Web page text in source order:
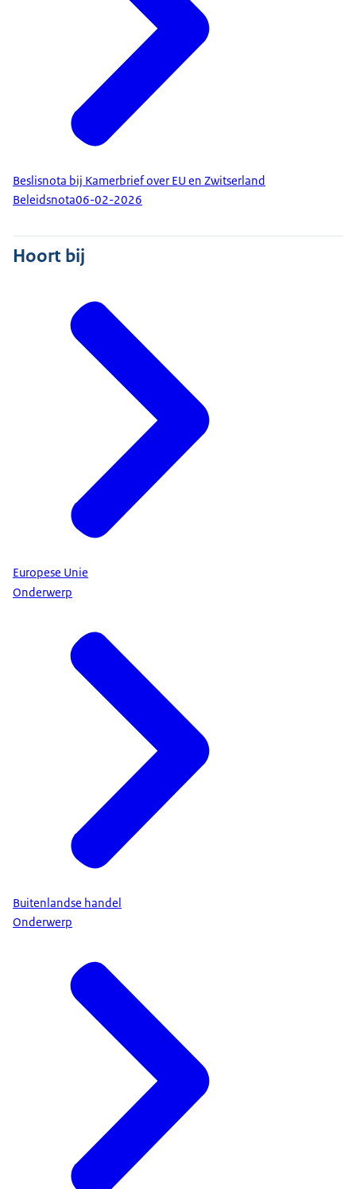
Beslisnota bij Kamerbrief over EU en Zwitserland
Beleidsnota06-02-2026
Hoort bij
Europese Unie
Onderwerp
Buitenlandse handel
Onderwerp